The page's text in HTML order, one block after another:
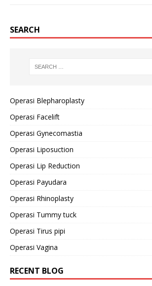
SEARCH
Operasi Blepharoplasty
Operasi Facelift
Operasi Gynecomastia
Operasi Liposuction
Operasi Lip Reduction
Operasi Payudara
Operasi Rhinoplasty
Operasi Tummy tuck
Operasi Tirus pipi
Operasi Vagina
RECENT BLOG